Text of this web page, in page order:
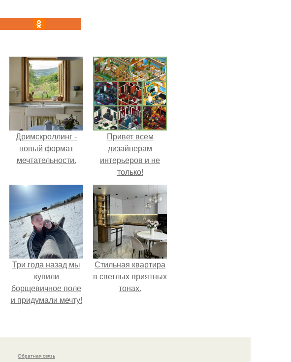
Дримскроллинг -
новый формат
мечтательности.
Привет всем
дизайнерам
интерьеров и не
только!
Три года назад мы
купили
борщевичное поле
и придумали мечту!
Стильная квартира
в светлых приятных
тонах.
Обратная связь